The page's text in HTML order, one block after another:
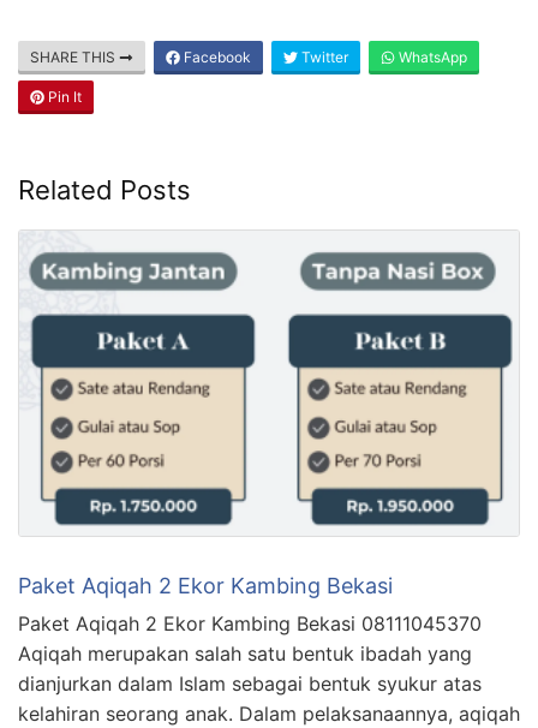
SHARE THIS Facebook Twitter WhatsApp
Pin It
Related Posts
Paket Aqiqah 2 Ekor Kambing Bekasi
Paket Aqiqah 2 Ekor Kambing Bekasi 08111045370
Aqiqah merupakan salah satu bentuk ibadah yang
dianjurkan dalam Islam sebagai bentuk syukur atas
kelahiran seorang anak. Dalam pelaksanaannya, aqiqah